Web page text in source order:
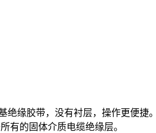
绝缘胶带，没有衬层，操作更便
有的固体介质电缆绝缘层。